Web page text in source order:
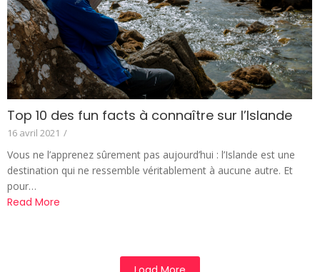
Top 10 des fun facts à connaître sur l’Islande
16 avril 2021 /
Vous ne l’apprenez sûrement pas aujourd’hui : l’Islande est une
destination qui ne ressemble véritablement à aucune autre. Et
pour…
Read More